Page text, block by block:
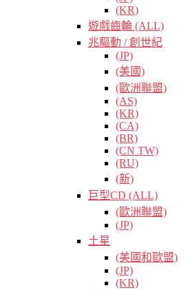
(KR)
遊戲齒輪 (ALL)
兆驅動 / 創世紀
(JP)
(美國)
(歐洲聯盟)
(AS)
(KR)
(CA)
(BR)
(CN TW)
(RU)
(新)
巨型CD (ALL)
(歐洲聯盟)
(JP)
土星
(美國和歐盟)
(JP)
(KR)